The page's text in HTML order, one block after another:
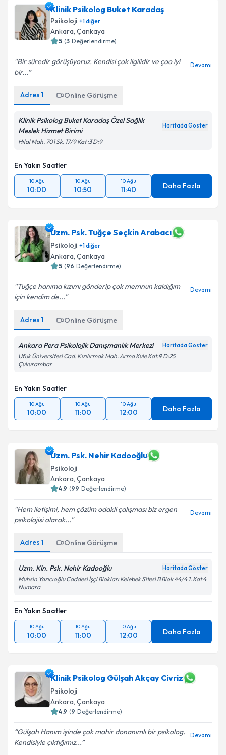
Klinik Psikolog Buket Karadaş
Psikoloji +1diğer
Ankara, Çankaya
5 (3 Değerlendirme)
Bir süredir görüşüyoruz. Kendisi çok ilgilidir ve çoo iyi
bir...
Devamı
Adres 1 Online Görüşme
Klinik Psikolog Buket Karadaş Özel Sağlık
Meslek Hizmet Birimi
Haritada Göster
Hilal Mah. 701 Sk. 17/9 Kat :3 D:9
En Yakın Saatler
10 Ağu
10:00
10 Ağu
10:50
10 Ağu
11:40 Daha Fazla
Uzm. Psk. Tuğçe Seçkin Arabacı
Psikoloji +1diğer
Ankara, Çankaya
5 (96 Değerlendirme)
Tuğçe hanıma kızımı gönderip çok memnun kaldığım
için kendim de...
Devamı
Adres 1 Online Görüşme
Ankara Pera Psikolojik Danışmanlık Merkezi Haritada Göster
Ufuk Üniversitesi Cad. Kızılırmak Mah. Arma Kule Kat:9 D:25
Çukurambar
En Yakın Saatler
10 Ağu
10:00
10 Ağu
11:00
10 Ağu
12:00 Daha Fazla
Uzm. Psk. Nehir Kadooğlu
Psikoloji
Ankara, Çankaya
4.9 (99 Değerlendirme)
Hem iletişimi, hem çözüm odakli çalışması biz ergen
psikolojisi olarak...
Devamı
Adres 1 Online Görüşme
Uzm. Kln. Psk. Nehir Kadooğlu Haritada Göster
Muhsin Yazıcıoğlu Caddesi İşçi Blokları Kelebek Sitesi B Blok 44/4 1. Kat 4
Numara
En Yakın Saatler
10 Ağu
10:00
10 Ağu
11:00
10 Ağu
12:00 Daha Fazla
Klinik Psikolog Gülşah Akçay Civriz
Psikoloji
Ankara, Çankaya
4.9 (9 Değerlendirme)
Gülşah Hanım işinde çok mahir donanımlı bir psikolog.
Kendisiyle çıktığımız...
Devamı